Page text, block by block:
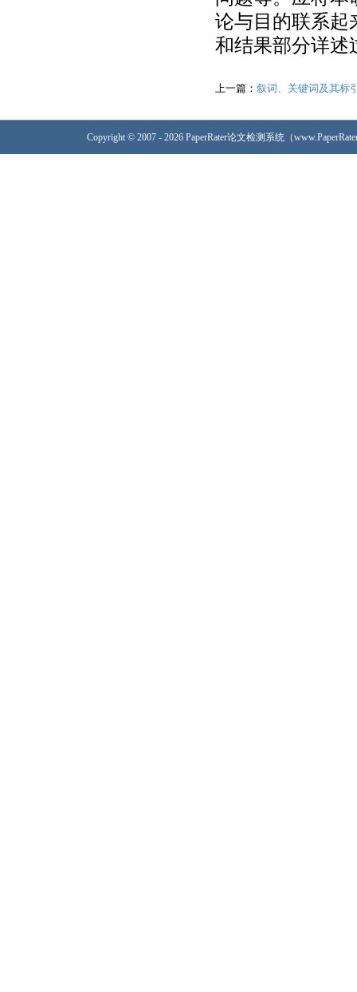
论与目的联系起
和结果部分详述
上一篇： 叙词、关键词及其标
Copyright © 2007 - 2026 PaperRater论文检测系统（